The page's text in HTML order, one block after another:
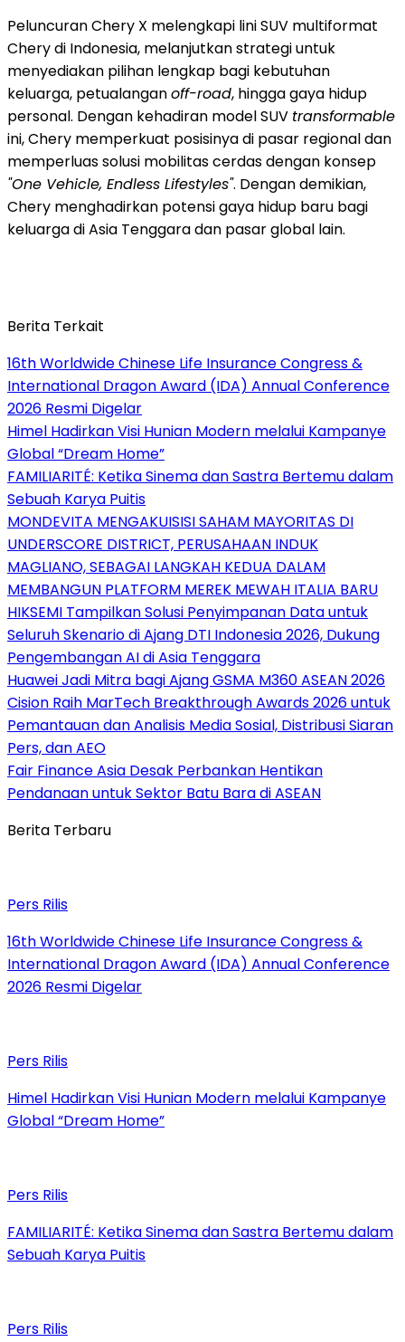
Peluncuran Chery X melengkapi lini SUV multiformat
Chery di Indonesia, melanjutkan strategi untuk
menyediakan pilihan lengkap bagi kebutuhan
keluarga, petualanganoff-road, hingga gaya hidup
personal. Dengan kehadiran model SUV transformable
ini, Chery memperkuat posisinya di pasar regional dan
memperluas solusi mobilitas cerdas dengan konsep
"One Vehicle, Endless Lifestyles". Dengan demikian,
Chery menghadirkan potensi gaya hidup baru bagi
keluarga diAsia Tenggaradan pasar global lain.
Berita Terkait
16th Worldwide Chinese Life Insurance Congress &
International Dragon Award (IDA) Annual Conference
2026 Resmi Digelar
Himel Hadirkan Visi Hunian Modern melalui Kampanye
Global “Dream Home”
FAMILIARITÉ: Ketika Sinema dan Sastra Bertemu dalam
Sebuah Karya Puitis
MONDEVITA MENGAKUISISI SAHAM MAYORITAS DI
UNDERSCORE DISTRICT, PERUSAHAAN INDUK
MAGLIANO, SEBAGAI LANGKAH KEDUA DALAM
MEMBANGUN PLATFORM MEREK MEWAH ITALIA BARU
HIKSEMI Tampilkan Solusi Penyimpanan Data untuk
Seluruh Skenario di Ajang DTI Indonesia 2026, Dukung
Pengembangan AI di Asia Tenggara
Huawei Jadi Mitra bagi Ajang GSMA M360 ASEAN 2026
Cision Raih MarTech Breakthrough Awards 2026 untuk
Pemantauan dan Analisis Media Sosial, Distribusi Siaran
Pers, dan AEO
Fair Finance Asia Desak Perbankan Hentikan
Pendanaan untuk Sektor Batu Bara di ASEAN
Berita Terbaru
Pers Rilis
16th Worldwide Chinese Life Insurance Congress &
International Dragon Award (IDA) Annual Conference
2026 Resmi Digelar
Pers Rilis
Himel Hadirkan Visi Hunian Modern melalui Kampanye
Global “Dream Home”
Pers Rilis
FAMILIARITÉ: Ketika Sinema dan Sastra Bertemu dalam
Sebuah Karya Puitis
Pers Rilis